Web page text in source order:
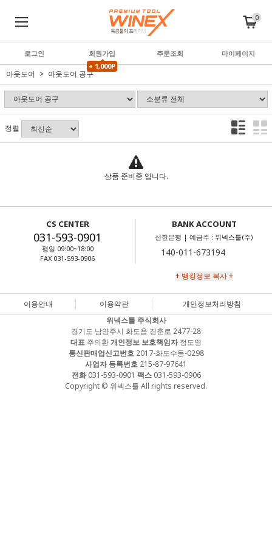
0
로그인
회원가입
+ 1,000P
주문조회 마이페이지
아웃도어 아웃도어 공구
정렬
상품 준비중 입니다.
CS CENTER
031-593-0901
평일 09:00~18:00
FAX 031-593-0906
BANK ACCOUNT
신한은행 | 예금주 : 위넥스툴(주)
+ 뱅킹정보 복사 +
이용안내 이용약관
개인정보처리방침
위넥스툴 주식회사
경기도 남양주시 화도읍 경춘로 2477-28
대표 주의환개인정보 보호책임자정도영
통신판매업신고번호2017-화도수동-0298
사업자 등록번호 215-87-97641
전화031-593-0901 팩스031-593-0906
Copyright © 위넥스툴 All rights reserved.